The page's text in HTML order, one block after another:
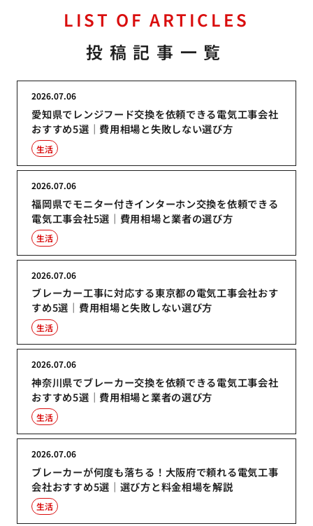
LIST OF ARTICLES
投稿記事一覧
愛知県でレンジフード交換を依頼できる電気工事会社
おすすめ5選｜費用相場と失敗しない選び方
2026.07.06
生活
福岡県でモニター付きインターホン交換を依頼できる
電気工事会社5選｜費用相場と業者の選び方
2026.07.06
生活
ブレーカー工事に対応する東京都の電気工事会社おす
すめ5選｜費用相場と失敗しない選び方
2026.07.06
生活
神奈川県でブレーカー交換を依頼できる電気工事会社
おすすめ5選｜費用相場と業者の選び方
2026.07.06
生活
ブレーカーが何度も落ちる！大阪府で頼れる電気工事
会社おすすめ5選｜選び方と料金相場を解説
2026.07.06
生活